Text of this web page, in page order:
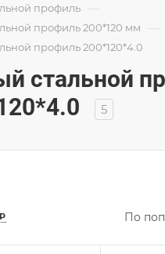
профиль —
профиль 200*120 мм —
профиль 200*120*4.0
стальной
5